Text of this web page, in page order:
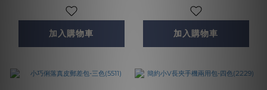
加入購物車 加入購物車